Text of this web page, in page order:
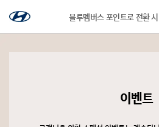
블루멤버스 포인트로 전환
이벤트